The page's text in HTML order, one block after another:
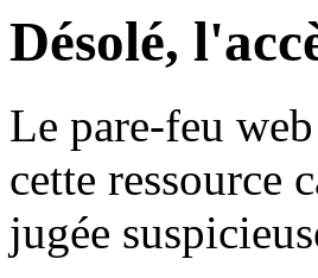
Désolé,
Le pare-feu
cette ressource
jugée